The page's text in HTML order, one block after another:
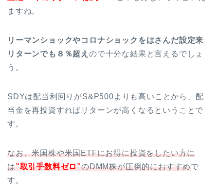
ますね。
リーマンショックやコロナショックをはさんだ設定来
リターンでも８％超え ので十分な結果と言えるでしょ
う。
SDYは配当利回りがS&P500よりも高いことから、配
当金を再投資すればリターンが高くなるということで
す。
なお、米国株や米国ETFにお得に投資をしたい方に
は”取引手数料ゼロ”のDMM株が圧倒的におすすめで
す。